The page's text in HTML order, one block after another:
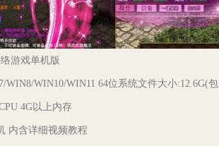
游戏单机版
WIN8/WIN10/WIN11 64位系统文件大小:12.6G(
4G以上内存
内含详细视频教程